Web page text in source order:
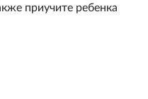
приучите ребенка